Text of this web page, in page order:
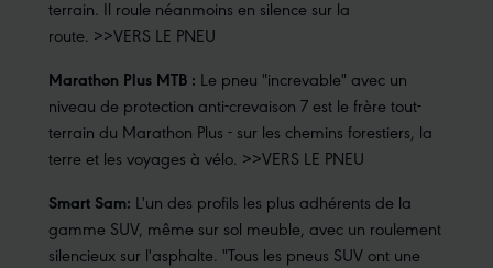
terrain. Il roule néanmoins en silence sur la
route. >>VERS LE PNEU
Marathon Plus MTB : Le pneu "increvable" avec un
niveau de protection anti-crevaison 7 est le frère tout-
terrain du Marathon Plus - sur les chemins forestiers, la
terre et les voyages à vélo. >>VERS LE PNEU
Smart Sam: L'un des profils les plus adhérents de la
gamme SUV, même sur sol meuble, avec un roulement
silencieux sur l'asphalte. "Tous les pneus SUV ont une